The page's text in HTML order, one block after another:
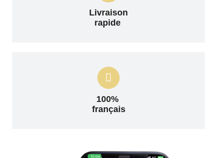
Livraison
rapide
100%
français